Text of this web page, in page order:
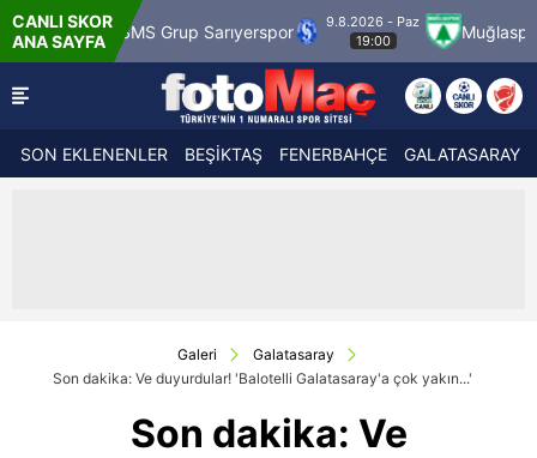
CANLI SKOR
ANA SAYFA
SMS Grup Sarıyerspor
9.8.2026 - Paz
19:00
Muğlaspor Vanspor
SON EKLENENLER BEŞİKTAŞ FENERBAHÇE GALATASARAY
Galeri
Galatasaray
Son dakika: Ve duyurdular! 'Balotelli Galatasaray'a çok yakın...'
Son dakika: Ve